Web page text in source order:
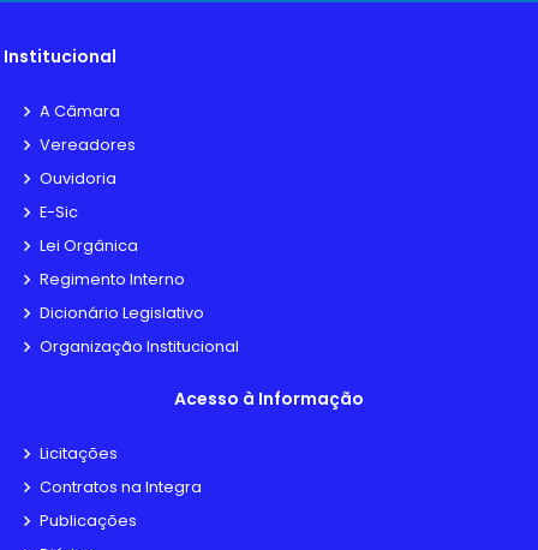
Institucional
A Câmara
Vereadores
Ouvidoria
E-Sic
Lei Orgânica
Regimento Interno
Dicionário Legislativo
Organização Institucional
Acesso à Informação
Licitações
Contratos na Integra
Publicações